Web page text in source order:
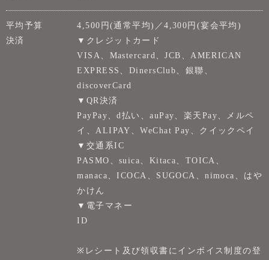
平均予算
4,500円(通常平均)／4,300円(宴会平均)
決済
▼クレジットカード
VISA、Mastercard、JCB、AMERICAN
EXPRESS、DinersClub、銀聯、
discoverCard
▼QR決済
PayPay、d払い、auPay、楽天Pay、メルペ
イ、ALIPAY、WeChat Pay、クイックペイ
▼交通系IC
PASMO、suica、Kitaca、TOICA、
manaca、ICOCA、SUGOCA、nimoca、はや
かけん
▼電子マネー
ID
※レシート及び領収書にインボイス制度の登